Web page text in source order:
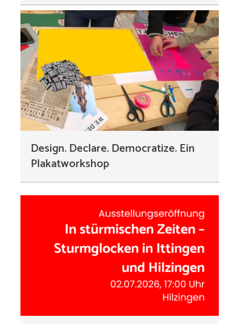
Design. Declare. Democratize. Ein
Plakatworkshop